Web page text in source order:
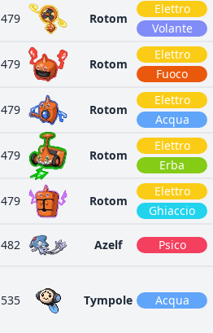
479 Rotom
Elettro
Volante
479 Rotom
Elettro
Fuoco
479 Rotom
Elettro
Acqua
479 Rotom
Elettro
Erba
479 Rotom
Elettro
Ghiaccio
482 Azelf Psico
535 Tympole Acqua